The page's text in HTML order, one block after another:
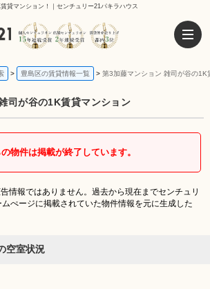
貸マンション！｜センチュリー21パキラハウス
豊島区の賃貸情報一覧 第3加藤マンション 雑司が谷の1K
司が谷の1K賃貸マンション
物件は掲載が終了しています。
情報ではありません。過去から現在までセンチュリ
ぺージに掲載されていた物件情報を元に生成した
空室状況